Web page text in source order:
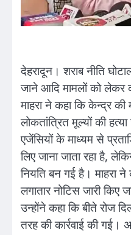
देहरादून। शराब नीति
जाने आदि मामलों को लेकर
माहरा ने कहा कि केन्द्र
लोकतांत्रित मूल्यों की
एजेंसियों के माध्यम से
लिए जाना जाता रहा है,
नियति बन गई है। माहरा
लगातार नोटिस जारी किए
उन्होंने कहा कि बीते रोज
तरह की कार्रवाई की